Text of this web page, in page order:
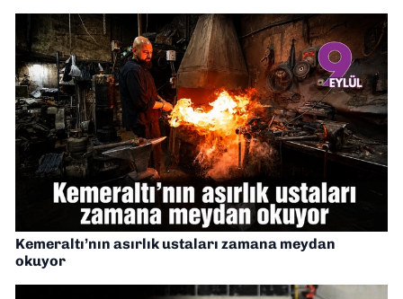
Kemeraltı’nın asırlık ustaları zamana meydan
okuyor